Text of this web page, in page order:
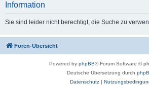
Information
Sie sind leider nicht berechtigt, die Suche zu
Foren-Übersicht
Powered by phpBB® Forum Software ©
Deutsche Übersetzung durch
Datenschutz|